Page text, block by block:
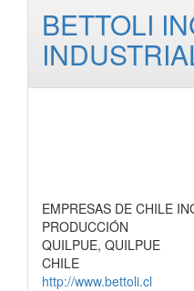
BETTOLI
EMPRESAS DE CHILE
PRODUCCIÓN
QUILPUE, QUILPUE
CHILE
http://www.bettoli.cl